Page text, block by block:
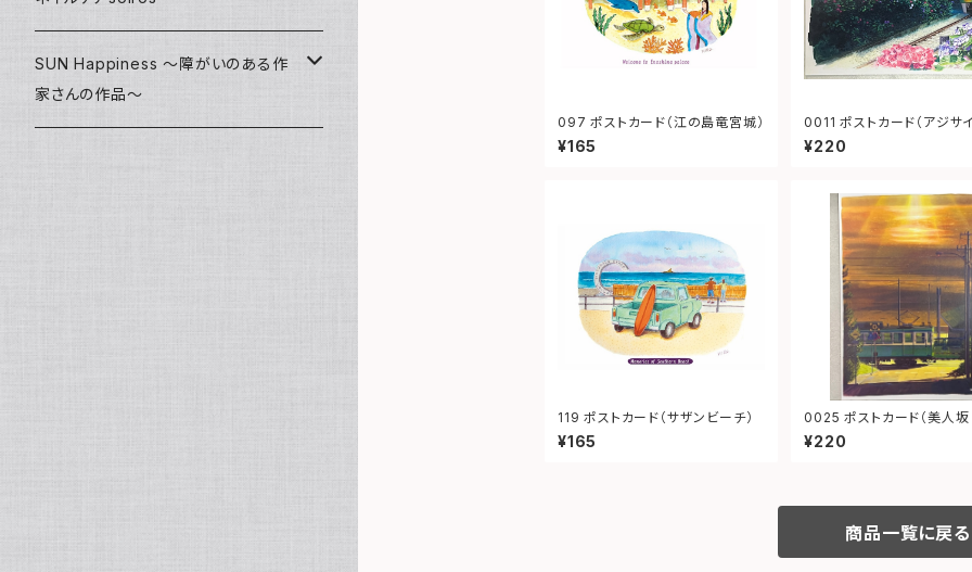
097 ポストカード（江の島竜宮城）
¥165
0011 ポストカード（アジサイ御霊
神社）
¥220
119 ポストカード（サザンビーチ）
¥165
0025 ポストカード（美人坂 夕
景 江ノ電）
¥220
商品一覧に戻る
ミラー
ミニ額
シール
SUN Happiness ～障がいのある作
家さんの作品～